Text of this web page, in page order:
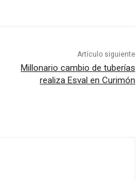
Artículo siguiente
Millonario cambio de tuberías
realiza Esval en Curimón